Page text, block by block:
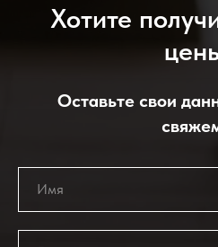
Хотите
Оставьте свои